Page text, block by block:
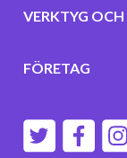
VERKTYG OCH
FÖRETAG